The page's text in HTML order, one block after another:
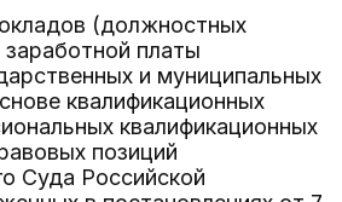
(должностных
платы
и муниципальных
квалификационных
квалификационных
позиций
Суда Российской